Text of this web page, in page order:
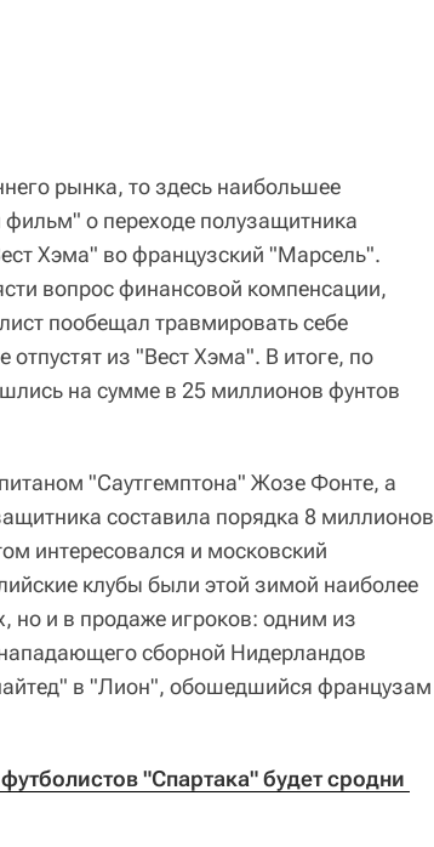
рынка, то здесь наибольшее
о переходе полузащитника
Хэма" во французский "Марсель".
вопрос финансовой компенсации,
пообещал травмировать себе
отпустят из "Вест Хэма". В итоге, по
на сумме в 25 миллионов фунтов
"Саутгемптона" Жозе Фонте, а
составила порядка 8 миллионов
интересовался и московский
клубы были этой зимой наиболее
но и в продаже игроков: одним из
сборной Нидерландов
в "Лион", обошедшийся французам
"Спартака" будет сродни